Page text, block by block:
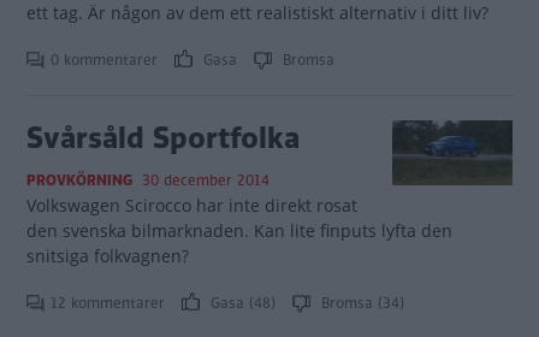
ett tag. Är någon av dem ett realistiskt alternativ i ditt liv?
0 kommentarer Gasa Bromsa
Svårsåld Sportfolka
PROVKÖRNING 30 december 2014
Volkswagen Scirocco har inte direkt rosat
den svenska bilmarknaden. Kan lite finputs lyfta den
snitsiga folkvagnen?
12 kommentarer Gasa (48) Bromsa (34)